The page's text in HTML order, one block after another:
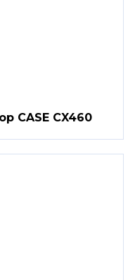
CASE CX460